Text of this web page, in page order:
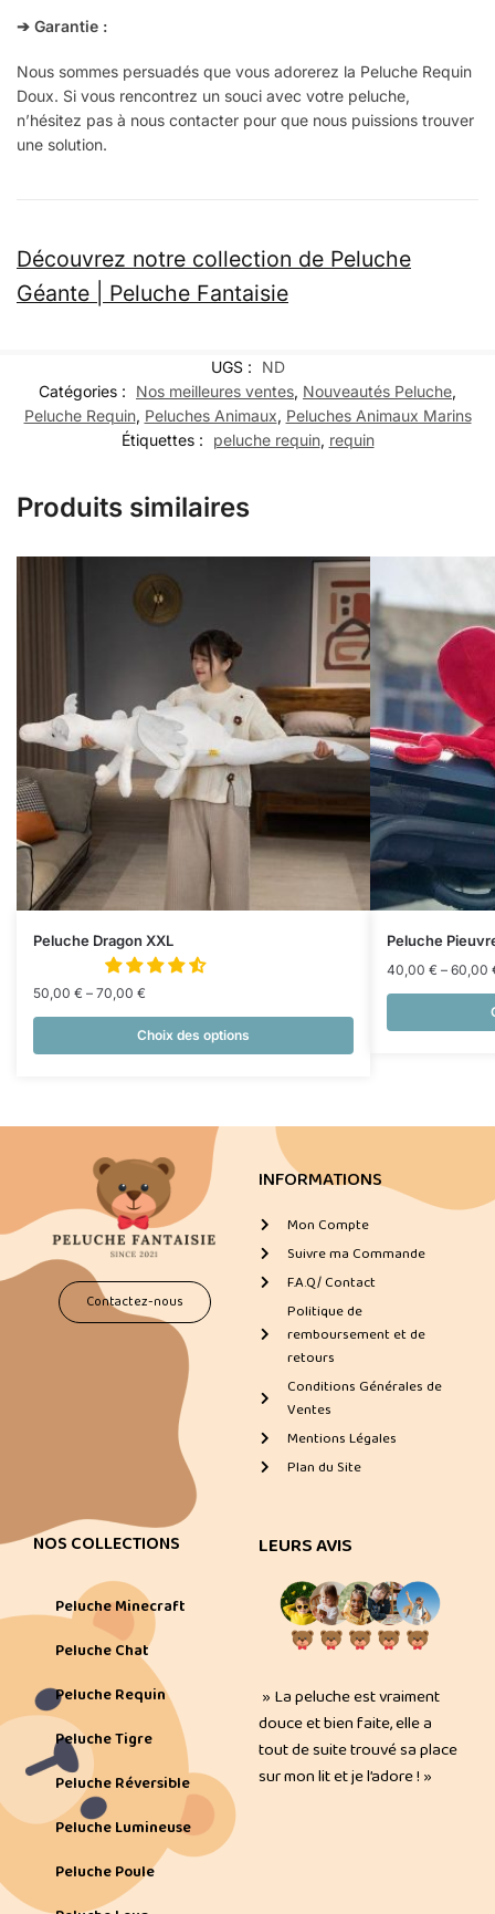
➔ Garantie :
Nous sommes persuadés que vous adorerez la Peluche Requin
Doux. Si vous rencontrez un souci avec votre peluche,
n’hésitez pas à nous contacter pour que nous puissions trouver
une solution.
Découvrez notre collection de Peluche
Géante | Peluche Fantaisie
UGS :
ND
Catégories :
Nos meilleures ventes, Nouveautés Peluche,
Peluche Requin, Peluches Animaux, Peluches Animaux Marins
Étiquettes :
peluche requin, requin
Produits similaires
Peluche Dragon XXL
50,00 € – 70,00 €
Choix des options
Peluche
40,00 € – 60,00
Contactez-nous
INFORMATIONS
Mon Compte
Suivre ma Commande
F.A.Q/ Contact
Politique de
remboursement et de
retours
Conditions Générales de
Ventes
Mentions Légales
Plan du Site
NOS COLLECTIONS
Peluche Minecraft
Peluche Chat
Peluche Requin
Peluche Tigre
Peluche Réversible
Peluche Lumineuse
Peluche Poule
LEURS AVIS
» La peluche est vraiment
douce et bien faite, elle a
tout de suite trouvé sa place
sur mon lit et je l’adore ! »